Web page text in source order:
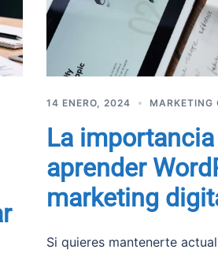
14 ENERO, 2024 MARKETING
La
aprender
marketing
Si quieres mantenerte